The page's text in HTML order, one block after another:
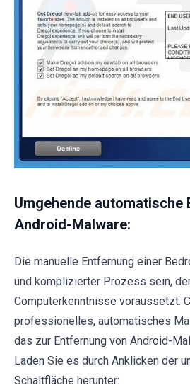
Umgehende automatische
Android-Malware:
Die manuelle Entfernung einer
und komplizierter Prozess sein,
Computerkenntnisse voraussetzt.
professionelles, automatisches
das zur Entfernung von Android-
Laden Sie es durch Anklicken der
Schaltfläche herunter: